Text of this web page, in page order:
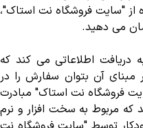
از "سایت فروشگاه نت استاک"،
می دهید.
دریافت اطلاعاتی می کند که
مبنای آن بتوان سفارش را در
فروشگاه نت استاک" مبادرت
که مربوط به سخت افزار و نرم